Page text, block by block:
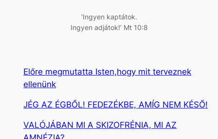
‘Ingyen kaptátok.
Ingyen adjátok!’ Mt 10:8
Előre megmutatta Isten,hogy mit terveznek
ellenünk
JÉG AZ ÉGBŐL! FEDEZÉKBE, AMÍG NEM KÉSŐ!
VALÓJÁBAN MI A SKIZOFRÉNIA, MI AZ